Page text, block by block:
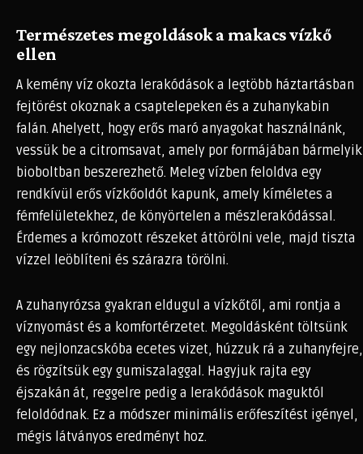
Természetes megoldások a makacs vízkő
ellen
A kemény víz okozta lerakódások a legtöbb háztartásban
fejtörést okoznak a csaptelepeken és a zuhanykabin
falán. Ahelyett, hogy erős maró anyagokat használnánk,
vessük be a citromsavat, amely por formájában bármelyik
bioboltban beszerezhető. Meleg vízben feloldva egy
rendkívül erős vízkőoldót kapunk, amely kíméletes a
fémfelületekhez, de könyörtelen a mészlerakódással.
Érdemes a krómozott részeket áttörölni vele, majd tiszta
vízzel leöblíteni és szárazra törölni.
A zuhanyrózsa gyakran eldugul a vízkőtől, ami rontja a
víznyomást és a komfortérzetet. Megoldásként töltsünk
egy nejlonzacskóba ecetes vizet, húzzuk rá a zuhanyfejre,
és rögzítsük egy gumiszalaggal. Hagyjuk rajta egy
éjszakán át, reggelre pedig a lerakódások maguktól
feloldódnak. Ez a módszer minimális erőfeszítést igényel,
mégis látványos eredményt hoz.